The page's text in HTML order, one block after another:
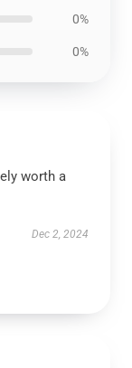
0%
0%
worth a
Dec 2, 2024